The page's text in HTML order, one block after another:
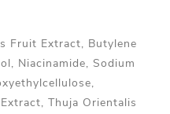
Fruit Extract, Butylene
Niacinamide, Sodium
Thuja Orientalis